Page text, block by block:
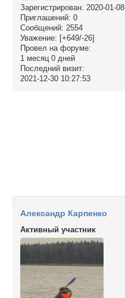
Зарегистрирован: 2020-01-08
Приглашений: 0
Сообщений: 2554
Уважение: [+649/-26]
Провел на форуме:
1 месяц 0 дней
Последний визит:
2021-12-30 10:27:53
Александр Карпенко
Активный участник